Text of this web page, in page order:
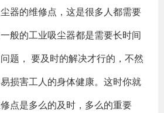
器的维修点，这是很多人都需要
般的工业吸尘器都是需要长时间
题， 要及时的解决才行的，不然
损害工人的身体健康。这时你就
点是多么的及时，多么的重要